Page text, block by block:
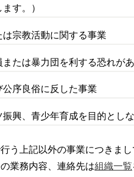
す。）
は宗教活動に関する事業
または暴力団を利する恐れが
公序良俗に反した事業
振興、青少年育成を目的とし
う上記以外の事業につきま
業務内容、連絡先は組織一覧